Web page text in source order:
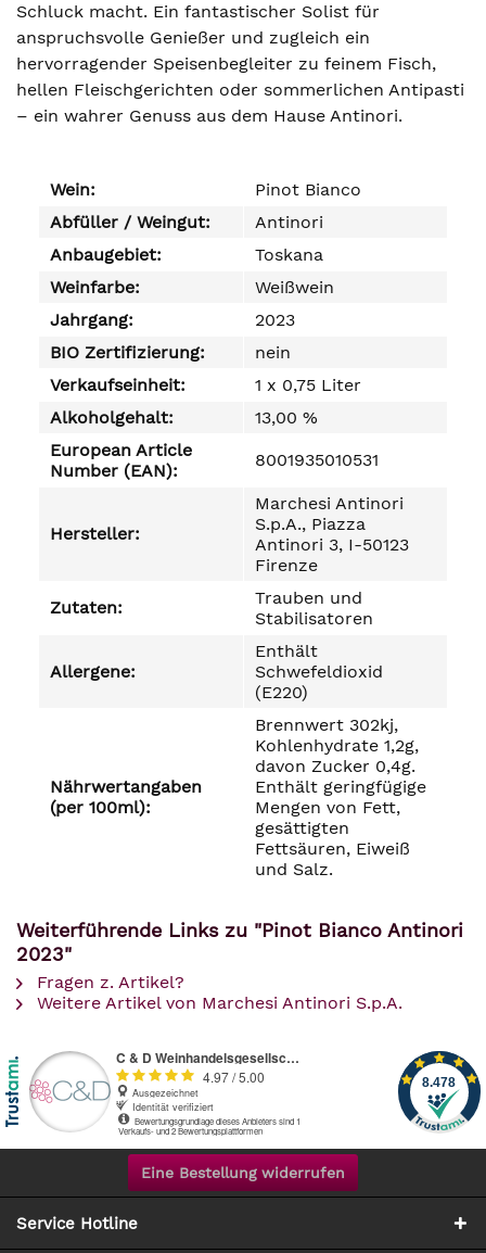
Schluck macht. Ein fantastischer Solist für
anspruchsvolle Genießer und zugleich ein
hervorragender Speisenbegleiter zu feinem Fisch,
hellen Fleischgerichten oder sommerlichen Antipasti
– ein wahrer Genuss aus dem Hause Antinori.
Wein:
Pinot Bianco
Abfüller / Weingut:
Antinori
Anbaugebiet:
Toskana
Weinfarbe:
Weißwein
Jahrgang:
2023
BIO Zertifizierung:
nein
Verkaufseinheit:
1 x 0,75 Liter
Alkoholgehalt:
13,00 %
European Article
Number (EAN):
8001935010531
Hersteller:
Marchesi Antinori
S.p.A., Piazza
Antinori 3, I-50123
Firenze
Zutaten:
Trauben und
Stabilisatoren
Allergene:
Enthält
Schwefeldioxid
(E220)
Nährwertangaben
(per 100ml):
Brennwert 302kj,
Kohlenhydrate 1,2g,
davon Zucker 0,4g.
Enthält geringfügige
Mengen von Fett,
gesättigten
Fettsäuren, Eiweiß
und Salz.
Weiterführende Links zu "Pinot Bianco Antinori
2023"
Fragen z. Artikel?
Weitere Artikel von Marchesi Antinori S.p.A.
Eine Bestellung widerrufen
Service Hotline